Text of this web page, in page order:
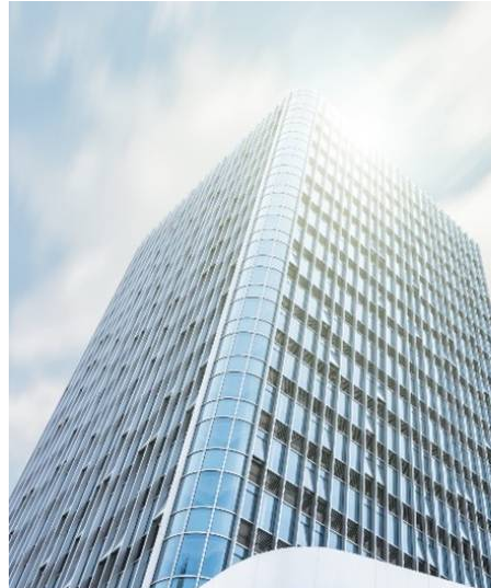
Solutions Overview
Carbon Audit & ESG Advisory
Energy Creation & Orchestration